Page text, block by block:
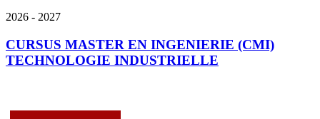
2026 - 2027
CURSUS MASTER EN INGENIERIE (CMI)
TECHNOLOGIE INDUSTRIELLE